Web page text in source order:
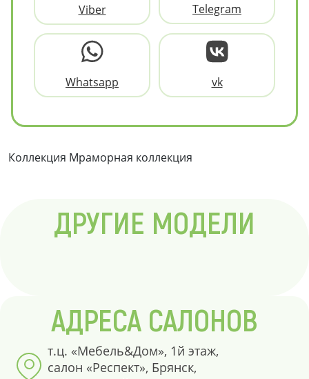
Viber Telegram
Whatsapp vk
Коллекция Мраморная коллекция
ДРУГИЕ МОДЕЛИ
АДРЕСА САЛОНОВ
т.ц. «Мебель&Дом», 1й этаж,
салон «Респект», Брянск,